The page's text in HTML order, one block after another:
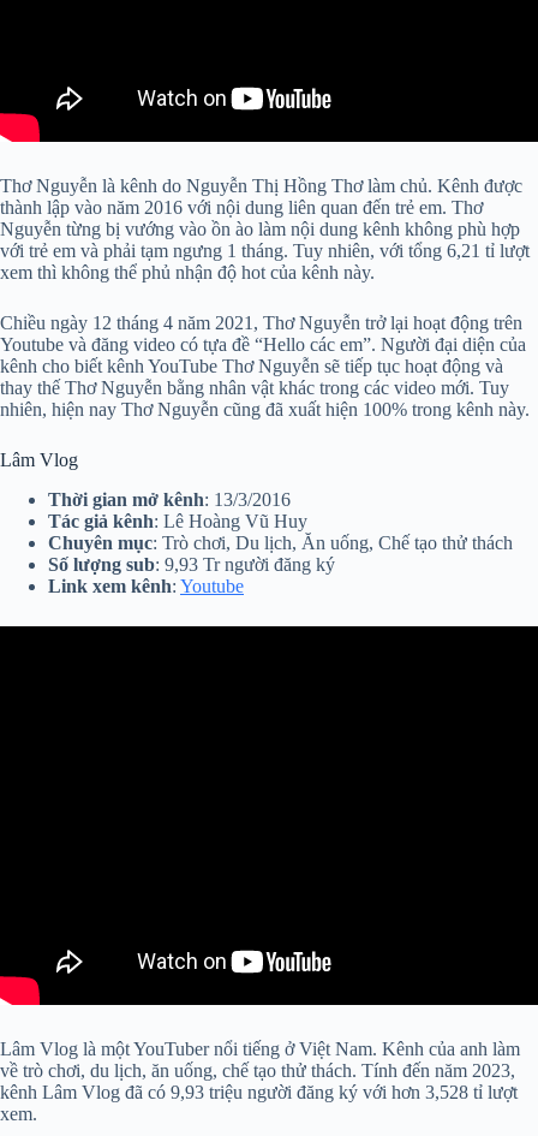
Thơ Nguyễn là kênh do Nguyễn Thị Hồng Thơ làm chủ. Kênh được
thành lập vào năm 2016 với nội dung liên quan đến trẻ em. Thơ
Nguyễn từng bị vướng vào ồn ào làm nội dung kênh không phù hợp
với trẻ em và phải tạm ngưng 1 tháng. Tuy nhiên, với tổng 6,21 tỉ lượt
xem thì không thể phủ nhận độ hot của kênh này.
Chiều ngày 12 tháng 4 năm 2021, Thơ Nguyễn trở lại hoạt động trên
Youtube và đăng video có tựa đề “Hello các em”. Người đại diện của
kênh cho biết kênh YouTube Thơ Nguyễn sẽ tiếp tục hoạt động và
thay thế Thơ Nguyễn bằng nhân vật khác trong các video mới. Tuy
nhiên, hiện nay Thơ Nguyễn cũng đã xuất hiện 100% trong kênh này.
Lâm Vlog
Thời gian mở kênh: 13/3/2016
Tác giả kênh: Lê Hoàng Vũ Huy
Chuyên mục: Trò chơi, Du lịch, Ăn uống, Chế tạo thử thách
Số lượng sub: 9,93 Tr người đăng ký
Link xem kênh: Youtube
Lâm Vlog là một YouTuber nổi tiếng ở Việt Nam. Kênh của anh làm
về trò chơi, du lịch, ăn uống, chế tạo thử thách. Tính đến năm 2023,
kênh Lâm Vlog đã có 9,93 triệu người đăng ký với hơn 3,528 tỉ lượt
xem.